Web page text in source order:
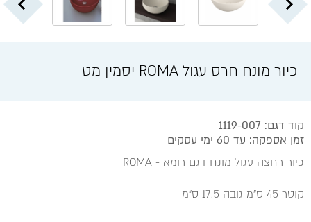
כיור מונח חרס עגול ROMA יסמין מט
קוד דגם: 1119-007
זמן אספקה: עד 60 ימי עסקים
כיור רחצה עגול מונח דגם רומא - ROMA
קוטר 45 ס"מ גובה 17.5 ס"מ